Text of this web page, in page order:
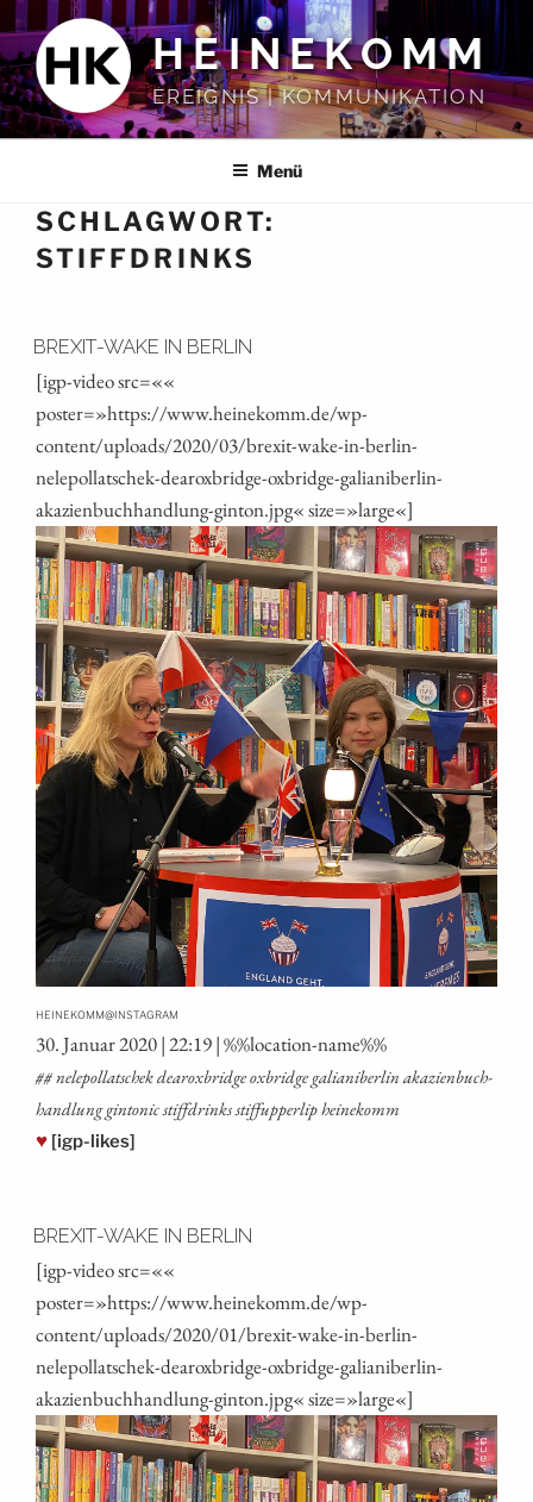
Inhalt
springen
HEINEKOMM
EREIGNIS | KOMMUNIKATION
Menü
SCHLAGWORT:
STIFFDRINKS
BREXIT-WAKE IN BERLIN
[igp-video src=««
poster=»https://www.heinekomm.de/wp-
content/uploads/2020/03/brexit-wake-in-berlin-
nelepollatschek-dearoxbridge-oxbridge-galianiberlin-
akazienbuchhandlung-ginton.jpg« size=»large«]
HEINEKOMM@INSTAGRAM
30. Janu­ar 2020 | 22:19 | %%loca­ti­on-name%%
## nele­pol­lat­schek dearox­bridge oxbridge galia­ni­ber­lin aka­zi­en­buch­
hand­lung gin­to­nic stiff­drinks stif­fup­per­lip heinekomm
♥ [igp-likes]
BREXIT-WAKE IN BERLIN
[igp-video src=««
poster=»https://www.heinekomm.de/wp-
content/uploads/2020/01/brexit-wake-in-berlin-
nelepollatschek-dearoxbridge-oxbridge-galianiberlin-
akazienbuchhandlung-ginton.jpg« size=»large«]